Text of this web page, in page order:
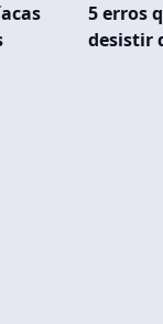
5 erros
desistir